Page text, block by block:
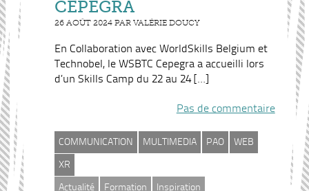
CEPEGRA
26 AOÛT 2024 PAR VALÉRIE DOUCY
En Collaboration avec WorldSkills Belgium et
Technobel, le WSBTC Cepegra a accueilli lors
d’un Skills Camp du 22 au 24 […]
Pas de commentaire
COMMUNICATION MULTIMEDIA PAO WEB
XR
Actualité Formation Inspiration